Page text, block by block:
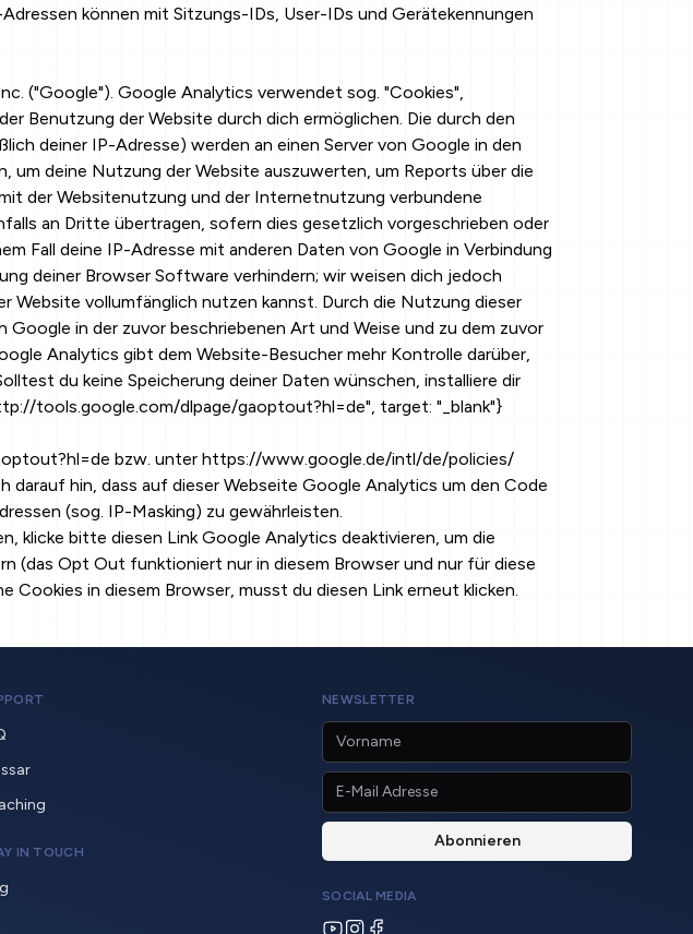
können mit Sitzungs-IDs, User-IDs und Gerätekennungen
("Google"). Google Analytics verwendet sog. "Cookies",
Benutzung der Website durch dich ermöglichen. Die durch den
deiner IP-Adresse) werden an einen Server von Google in den
deine Nutzung der Website auszuwerten, um Reports über die
der Websitenutzung und der Internetnutzung verbundene
an Dritte übertragen, sofern dies gesetzlich vorgeschrieben oder
Fall deine IP-Adresse mit anderen Daten von Google in Verbindung
deiner Browser Software verhindern; wir weisen dich jedoch
Website vollumfänglich nutzen kannst. Durch die Nutzung dieser
in der zuvor beschriebenen Art und Weise und zu dem zuvor
Analytics gibt dem Website-Besucher mehr Kontrolle darüber,
du keine Speicherung deiner Daten wünschen, installiere dir
tools.google.com/dlpage/gaoptout?hl=de", target: "_blank"}
bzw. unter https://www.google.de/intl/de/policies/
hin, dass auf dieser Webseite Google Analytics um den Code
(sog. IP-Masking) zu gewährleisten.
klicke bitte diesen LinkGoogle Analytics deaktivieren, um die
(das Opt Out funktioniert nur in diesem Browser und nur für diese
in diesem Browser, musst du diesen Link erneut klicken.
IN TOUCH
NEWSLETTER
SOCIAL MEDIA